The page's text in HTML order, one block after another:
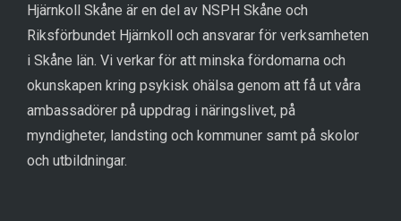
Hjärnkoll Skåne är en del av NSPH Skåne och
Riksförbundet Hjärnkoll och ansvarar för verksamheten
i Skåne län. Vi verkar för att minska fördomarna och
okunskapen kring psykisk ohälsa genom att få ut våra
ambassadörer på uppdrag i näringslivet, på
myndigheter, landsting och kommuner samt på skolor
och utbildningar.